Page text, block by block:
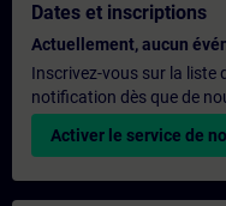
Dates et inscriptions
Actuellement, aucun
Inscrivez-vous sur la liste
notification dès que de
Activer le service de